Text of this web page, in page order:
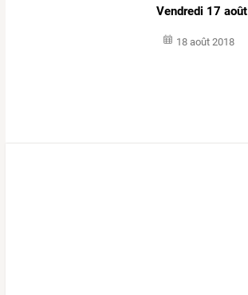
Vendredi 17 août
18 août 2018